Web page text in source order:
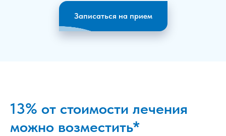
Записаться на прием
13% от стоимости лечения
можно возместить*